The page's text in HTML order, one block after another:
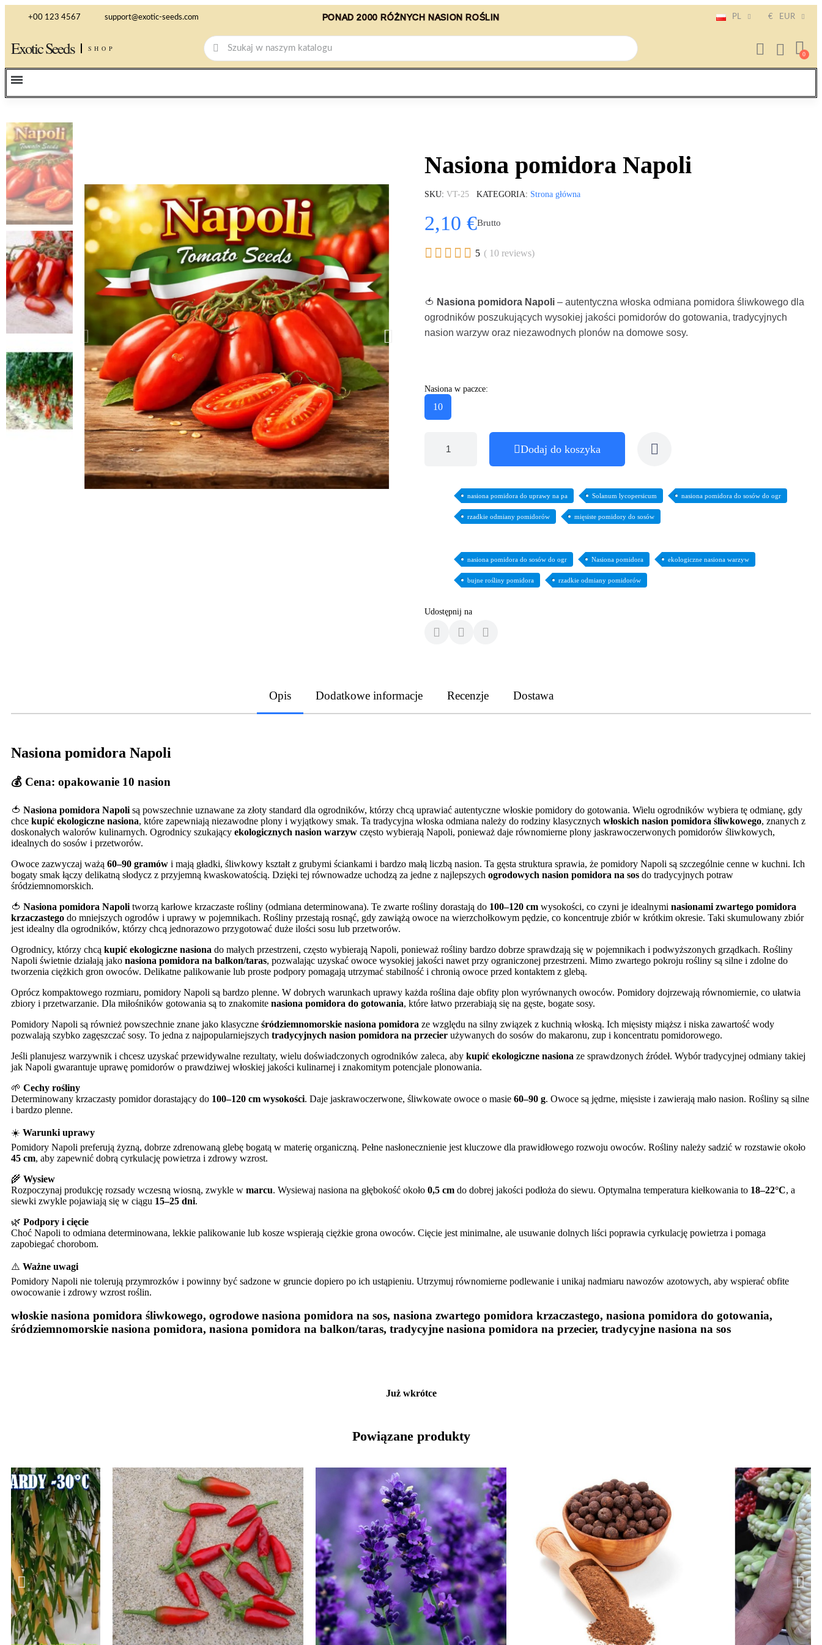
+00 123 4567 support@exotic-seeds.com PONAD 2000 RÓŻNYCH NASION ROŚLIN PL € EUR
Exotic Seeds SHOP
Nasiona pomidora Napoli
SKU VT-25 KATEGORIA Strona główna
2,10 €Brutto
     5 ( 10 reviews)
🍅 Nasiona pomidora Napoli – autentyczna włoska odmiana pomidora śliwkowego dla
ogrodników poszukujących wysokiej jakości pomidorów do gotowania, tradycyjnych
nasion warzyw oraz niezawodnych plonów na domowe sosy.
Nasiona w paczce:
10
Dodaj do koszyka
nasiona pomidora do uprawy na pa Solanum lycopersicum nasiona pomidora do sosów do ogr
rzadkie odmiany pomidorów mięsiste pomidory do sosów
nasiona pomidora do sosów do ogr Nasiona pomidora ekologiczne nasiona warzyw
bujne rośliny pomidora rzadkie odmiany pomidorów
Udostępnij na
Opis Dodatkowe informacje Recenzje Dostawa
Nasiona pomidora Napoli
💰 Cena: opakowanie 10 nasion
🍅 Nasiona pomidora Napoli są powszechnie uznawane za złoty standard dla ogrodników, którzy chcą uprawiać autentyczne włoskie pomidory do gotowania. Wielu ogrodników wybiera tę odmianę, gdy
chce kupić ekologiczne nasiona, które zapewniają niezawodne plony i wyjątkowy smak. Ta tradycyjna włoska odmiana należy do rodziny klasycznych włoskich nasion pomidora śliwkowego, znanych z
doskonałych walorów kulinarnych. Ogrodnicy szukający ekologicznych nasion warzyw często wybierają Napoli, ponieważ daje równomierne plony jaskrawoczerwonych pomidorów śliwkowych,
idealnych do sosów i przetworów.
Owoce zazwyczaj ważą 60–90 gramów i mają gładki, śliwkowy kształt z grubymi ściankami i bardzo małą liczbą nasion. Ta gęsta struktura sprawia, że pomidory Napoli są szczególnie cenne w kuchni. Ich
bogaty smak łączy delikatną słodycz z przyjemną kwaskowatością. Dzięki tej równowadze uchodzą za jedne z najlepszych ogrodowych nasion pomidora na sos do tradycyjnych potraw
śródziemnomorskich.
🍅 Nasiona pomidora Napoli tworzą karłowe krzaczaste rośliny (odmiana determinowana). Te zwarte rośliny dorastają do 100–120 cm wysokości, co czyni je idealnymi nasionami zwartego pomidora
krzaczastego do mniejszych ogrodów i uprawy w pojemnikach. Rośliny przestają rosnąć, gdy zawiążą owoce na wierzchołkowym pędzie, co koncentruje zbiór w krótkim okresie. Taki skumulowany zbiór
jest idealny dla ogrodników, którzy chcą jednorazowo przygotować duże ilości sosu lub przetworów.
Ogrodnicy, którzy chcą kupić ekologiczne nasiona do małych przestrzeni, często wybierają Napoli, ponieważ rośliny bardzo dobrze sprawdzają się w pojemnikach i podwyższonych grządkach. Rośliny
Napoli świetnie działają jako nasiona pomidora na balkon/taras, pozwalając uzyskać owoce wysokiej jakości nawet przy ograniczonej przestrzeni. Mimo zwartego pokroju rośliny są silne i zdolne do
tworzenia ciężkich gron owoców. Delikatne palikowanie lub proste podpory pomagają utrzymać stabilność i chronią owoce przed kontaktem z glebą.
Oprócz kompaktowego rozmiaru, pomidory Napoli są bardzo plenne. W dobrych warunkach uprawy każda roślina daje obfity plon wyrównanych owoców. Pomidory dojrzewają równomiernie, co ułatwia
zbiory i przetwarzanie. Dla miłośników gotowania są to znakomite nasiona pomidora do gotowania, które łatwo przerabiają się na gęste, bogate sosy.
Pomidory Napoli są również powszechnie znane jako klasyczne śródziemnomorskie nasiona pomidora ze względu na silny związek z kuchnią włoską. Ich mięsisty miąższ i niska zawartość wody
pozwalają szybko zagęszczać sosy. To jedna z najpopularniejszych tradycyjnych nasion pomidora na przecier używanych do sosów do makaronu, zup i koncentratu pomidorowego.
Jeśli planujesz warzywnik i chcesz uzyskać przewidywalne rezultaty, wielu doświadczonych ogrodników zaleca, aby kupić ekologiczne nasiona ze sprawdzonych źródeł. Wybór tradycyjnej odmiany takiej
jak Napoli gwarantuje uprawę pomidorów o prawdziwej włoskiej jakości kulinarnej i znakomitym potencjale plonowania.
🌱 Cechy rośliny
Determinowany krzaczasty pomidor dorastający do 100–120 cm wysokości. Daje jaskrawoczerwone, śliwkowate owoce o masie 60–90 g. Owoce są jędrne, mięsiste i zawierają mało nasion. Rośliny są silne
i bardzo plenne.
☀️ Warunki uprawy
Pomidory Napoli preferują żyzną, dobrze zdrenowaną glebę bogatą w materię organiczną. Pełne nasłonecznienie jest kluczowe dla prawidłowego rozwoju owoców. Rośliny należy sadzić w rozstawie około
45 cm, aby zapewnić dobrą cyrkulację powietrza i zdrowy wzrost.
🌾 Wysiew
Rozpoczynaj produkcję rozsady wczesną wiosną, zwykle w marcu. Wysiewaj nasiona na głębokość około 0,5 cm do dobrej jakości podłoża do siewu. Optymalna temperatura kiełkowania to 18–22°C, a
siewki zwykle pojawiają się w ciągu 15–25 dni.
🌿 Podpory i cięcie
Choć Napoli to odmiana determinowana, lekkie palikowanie lub kosze wspierają ciężkie grona owoców. Cięcie jest minimalne, ale usuwanie dolnych liści poprawia cyrkulację powietrza i pomaga
zapobiegać chorobom.
⚠️ Ważne uwagi
Pomidory Napoli nie tolerują przymrozków i powinny być sadzone w gruncie dopiero po ich ustąpieniu. Utrzymuj równomierne podlewanie i unikaj nadmiaru nawozów azotowych, aby wspierać obfite
owocowanie i zdrowy wzrost roślin.
włoskie nasiona pomidora śliwkowego, ogrodowe nasiona pomidora na sos, nasiona zwartego pomidora krzaczastego, nasiona pomidora do gotowania,
śródziemnomorskie nasiona pomidora, nasiona pomidora na balkon/taras, tradycyjne nasiona pomidora na przecier, tradycyjne nasiona na sos
Już wkrótce
Powiązane produkty